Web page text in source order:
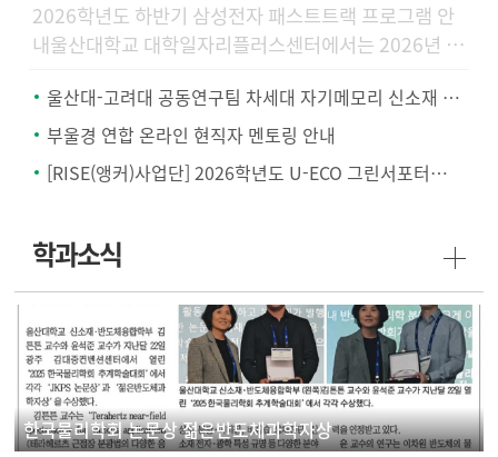
2026학년도 하반기 삼성전자 패스트트랙 프로그램 안
내울산대학교 대학일자리플러스센터에서는 2026년 하
에 특화된 「2026학년
울산대-고려대 공동연구팀 차세대 자기메모리 신소재 개발.. '텅스텐-몰리브덴 합금'
부울경 연합 온라인 현직자 멘토링 안내
[RISE(앵커)사업단] 2026학년도 U-ECO 그린서포터즈 모집 안내
학과소식
한국물리학회 논문상 젊은반도체과학자상